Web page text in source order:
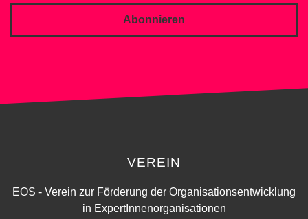
Abonnieren
VEREIN
EOS - Verein zur Förderung der Organisationsentwicklung
in ExpertInnenorganisationen